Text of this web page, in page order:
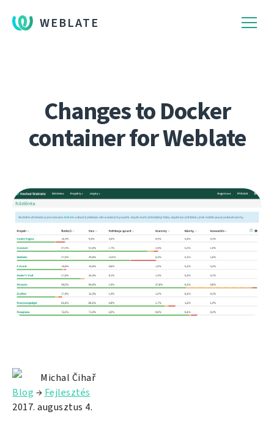
WEBLATE
Changes to Docker
container for Weblate
Michal Čihař
Blog → Fejlesztés
2017. augusztus 4.